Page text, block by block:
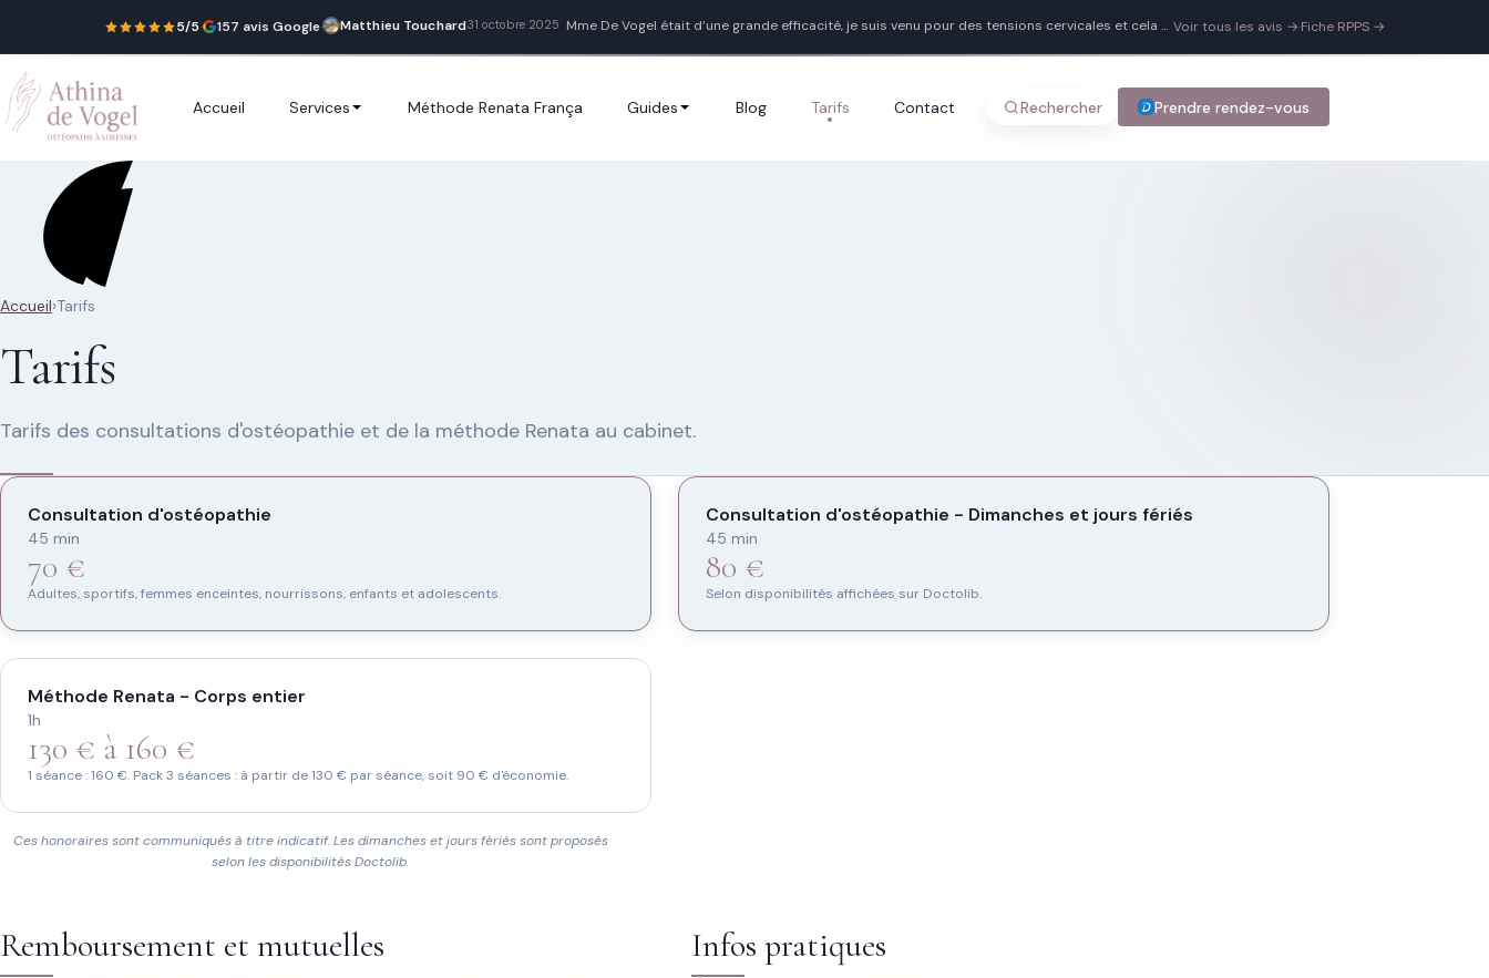
5/5· 157 avis Google· Matthieu Touchard31 octobre 2025 Mme De Vogel était d’une grande efficacité, je suis venu pour des tensions cervicales et cela a
empathie fo [...]
Voir tous les avis →·Fiche RPPS →
Accueil Services Méthode Renata França Guides Blog Tarifs Contact Rechercher Prendre rendez-vous
Recherche rapide
Trouver une
page
Accueil›Tarifs
Tarifs
Tarifs des consultations d'ostéopathie et de la méthode Renata au cabinet.
Consultation d'ostéopathie
45 min
70 €
Adultes, sportifs, femmes enceintes, nourrissons, enfants et adolescents.
Consultation d'ostéopathie - Dimanches et jours fériés
45 min
80 €
Selon disponibilités affichées sur Doctolib.
Méthode Renata - Corps entier
1h
130 € à 160 €
1 séance : 160 €. Pack 3 séances : à partir de 130 € par séance, soit 90 € d'économie.
Ces honoraires sont communiqués à titre indicatif. Les dimanches et jours fériés sont proposés
selon les disponibilités Doctolib.
Remboursement et mutuelles Infos pratiques